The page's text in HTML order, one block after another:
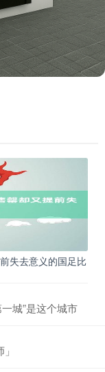
失去意义的国足比
城”是这个城市